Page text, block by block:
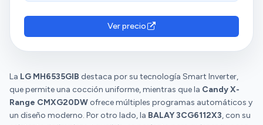
mismo color y combina perfectamente con el horno.
Algunos clientes aprecian su ajuste, mientras que
hay opiniones diversas sobre la relación calidad-
Ver precio
La LG MH6535GIB destaca por su tecnología Smart Inverter,
que permite una cocción uniforme, mientras que la Candy X-
Range CMXG20DW ofrece múltiples programas automáticos y
un diseño moderno. Por otro lado, la BALAY 3CG6112X3, con su